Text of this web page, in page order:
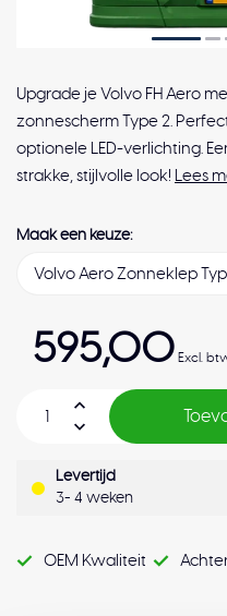
Upgrade je Volvo FH Aero
zonnescherm Type 2.
optionele LED-verlichting.
strakke, stijlvolle look! Lees
Maak een keuze:
595,00 Excl.
Levertijd
3- 4 weken
OEM Kwaliteit